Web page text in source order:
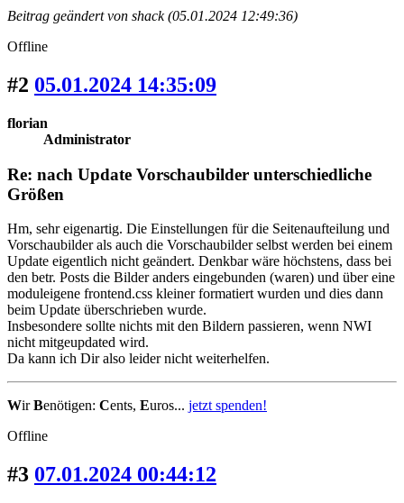
Beitrag geändert von shack (05.01.2024 12:49:36)
Offline
#2 05.01.2024 14:35:09
florian
Administrator
Re: nach Update Vorschaubilder unterschiedliche
Größen
Hm, sehr eigenartig. Die Einstellungen für die Seitenaufteilung und
Vorschaubilder als auch die Vorschaubilder selbst werden bei einem
Update eigentlich nicht geändert. Denkbar wäre höchstens, dass bei
den betr. Posts die Bilder anders eingebunden (waren) und über eine
moduleigene frontend.css kleiner formatiert wurden und dies dann
beim Update überschrieben wurde.
Insbesondere sollte nichts mit den Bildern passieren, wenn NWI
nicht mitgeupdated wird.
Da kann ich Dir also leider nicht weiterhelfen.
WirBenötigen: Cents, Euros... jetzt spenden!
Offline
#3 07.01.2024 00:44:12